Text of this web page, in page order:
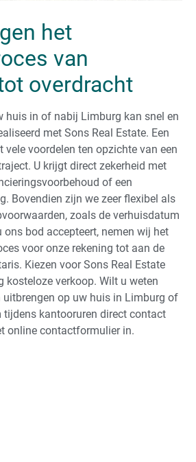
het
van
overdracht
huis in of nabij Limburg kan snel en
met Sons Real Estate. Een
vele voordelen ten opzichte van een
U krijgt direct zekerheid met
of een
Bovendien zijn we zeer flexibel als
zoals de verhuisdatum
ons bod accepteert, nemen wij het
voor onze rekening tot aan de
Kiezen voor Sons Real Estate
kosteloze verkoop. Wilt u weten
op uw huis in Limburg of
tijdens kantooruren direct contact
online contactformulier in.